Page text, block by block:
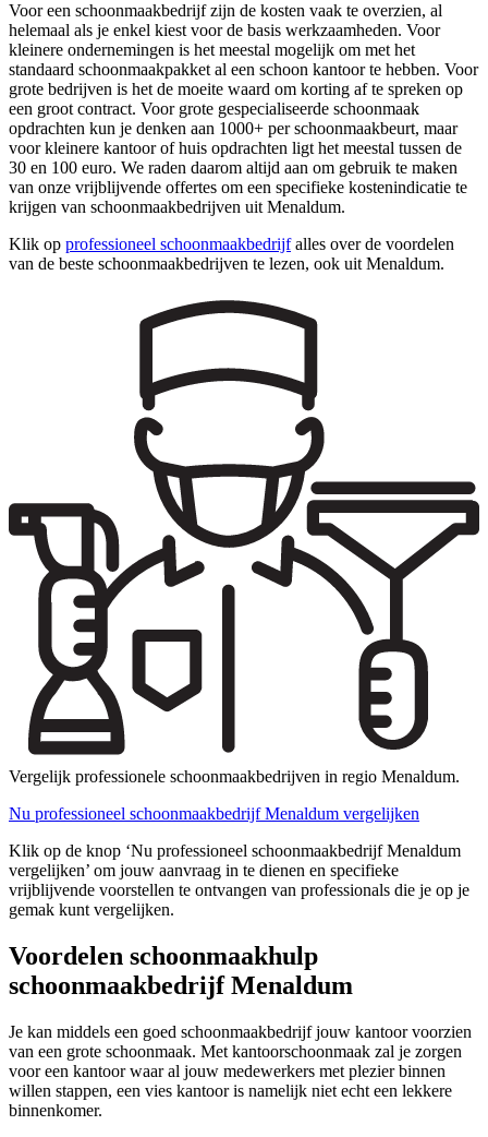
Voor een schoonmaakbedrijf zijn de kosten vaak te overzien, al
helemaal als je enkel kiest voor de basis werkzaamheden. Voor
kleinere ondernemingen is het meestal mogelijk om met het
standaard schoonmaakpakket al een schoon kantoor te hebben. Voor
grote bedrijven is het de moeite waard om korting af te spreken op
een groot contract. Voor grote gespecialiseerde schoonmaak
opdrachten kun je denken aan 1000+ per schoonmaakbeurt, maar
voor kleinere kantoor of huis opdrachten ligt het meestal tussen de
30 en 100 euro. We raden daarom altijd aan om gebruik te maken
van onze vrijblijvende offertes om een specifieke kostenindicatie te
krijgen van schoonmaakbedrijven uit Menaldum.
Klik op professioneel schoonmaakbedrijfalles over de voordelen
van de beste schoonmaakbedrijven te lezen, ook uit Menaldum.
Vergelijk professionele schoonmaakbedrijven in regio Menaldum.
Nu professioneel schoonmaakbedrijf Menaldum vergelijken
Klik op de knop ‘Nu professioneel schoonmaakbedrijf Menaldum
vergelijken’ om jouw aanvraag in te dienen en specifieke
vrijblijvende voorstellen te ontvangen van professionals die je op je
gemak kunt vergelijken.
Voordelen schoonmaakhulp
schoonmaakbedrijf Menaldum
Je kan middels een goed schoonmaakbedrijf jouw kantoor voorzien
van een grote schoonmaak. Met kantoorschoonmaak zal je zorgen
voor een kantoor waar al jouw medewerkers met plezier binnen
willen stappen, een vies kantoor is namelijk niet echt een lekkere
binnenkomer.